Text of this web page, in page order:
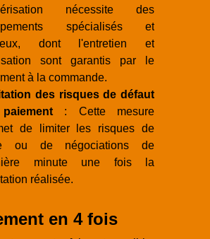
nécessite des
spécialisés et
dont l'entretien et
sont garantis par le
à la commande.
des risques de défaut
: Cette mesure
de limiter les risques de
ou de négociations de
minute une fois la
réalisée.
en 4 fois